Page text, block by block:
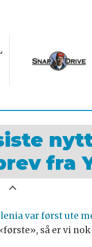
fra
var først ute
så er vi